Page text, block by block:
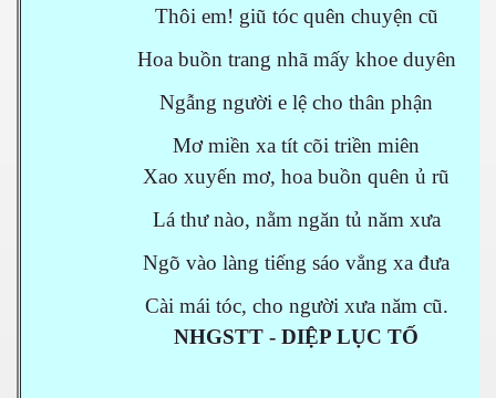
Thôi em! giũ tóc quên chuyện cũ
Hoa buồn trang nhã mấy khoe duyên
Ngẫng người e lệ cho thân phận
Mơ miền xa tít cõi triền miên
Xao xuyến mơ, hoa buồn quên ủ rũ
Lá thư nào, nằm ngăn tủ năm xưa
Ngõ vào làng tiếng sáo vẳng xa đưa
Cài mái tóc, cho người xưa năm cũ.
NHGSTT - DIỆP LỤC TỐ